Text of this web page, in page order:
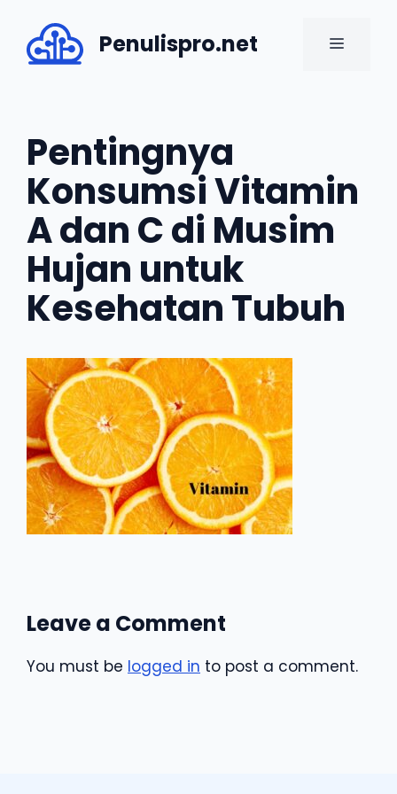
content
Penulispro.net MENU
Pentingnya
Konsumsi Vitamin
A dan C di Musim
Hujan untuk
Kesehatan Tubuh
Leave a Comment
You must be logged in to post a comment.